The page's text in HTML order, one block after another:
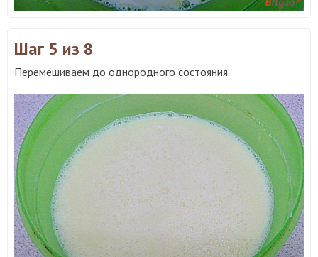
Шаг 5 из 8
Перемешиваем до однородного состояния.